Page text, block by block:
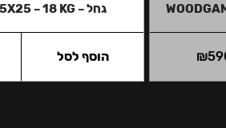
₪
גחל – OASIS – 25X25X25 – 18 KG
הוסף לסל